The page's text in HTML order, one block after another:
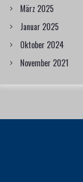
März 2025
Januar 2025
Oktober 2024
November 2021